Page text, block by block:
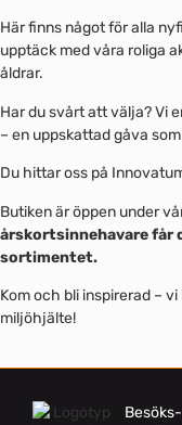
Här finns något för alla
upptäck med våra roliga
åldrar.
Har du svårt att välja? Vi
– en uppskattad gåva
Du hittar oss på
Butiken är öppen under
årskortsinnehavare får
sortimentet.
Kom och bli inspirerad –
miljöhjälte!
Besöks-